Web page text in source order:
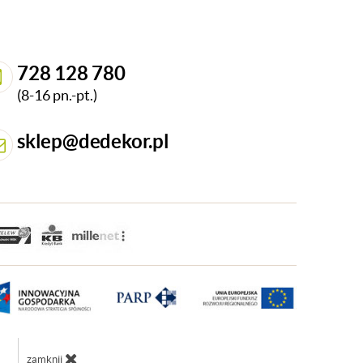
728 128 780
(8-16 pn.-pt.)
sklep@dedekor.pl
zamknij